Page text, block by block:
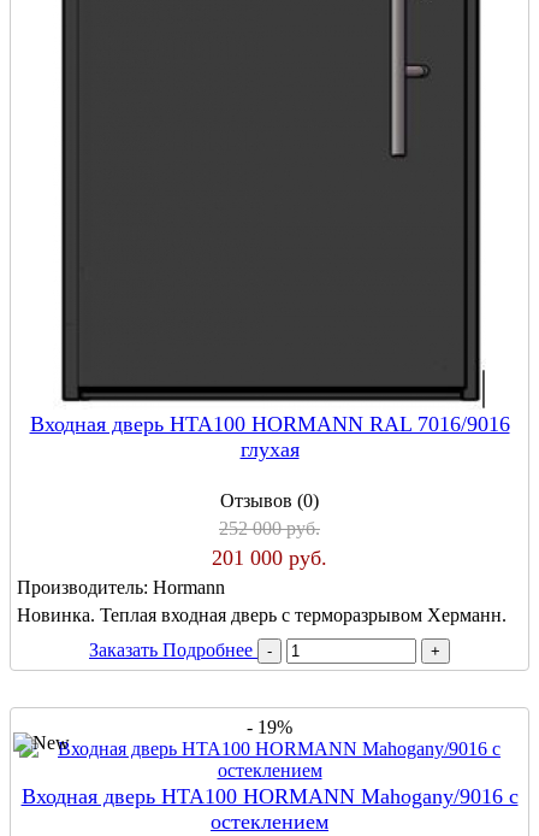
Входная дверь HTA100 HORMANN RAL 7016/9016
глухая
Отзывов (0)
252 000 руб.
201 000 руб.
Производитель: Hormann
Новинка. Теплая входная дверь с терморазрывом Херманн.
Заказать Подробнее
- 19%
Входная дверь HTA100 HORMANN Mahogany/9016 с
остеклением